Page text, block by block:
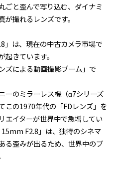
ごと歪んで写り込む、ダイナミ
撮れるレンズです。
」は、現在の中古カメラ市場で
きています。
ズによる動画撮影ブーム」で
ーのミラーレス機（α7シリーズ
この1970年代の「FDレンズ」を
エイターが世界中で急増してい
F2.8」は、独特のシネマ
る歪みが出るため、世界中のプ